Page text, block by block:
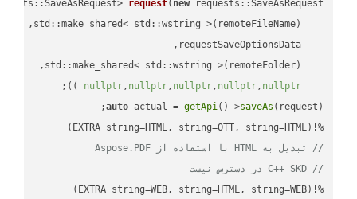
request( new
nullptr, nullptr, nullptr, nullptr, nullptr
))
;
auto actual = getApi()->saveAs
%!(EXTRA string=HTML, string=OTT, string=HTML)
// تبدیل به HTML با استفاده از Aspose.PDF
// C++ SKD در دسترس نیست
%!(EXTRA string=WEB, string=HTML, string=WEB)